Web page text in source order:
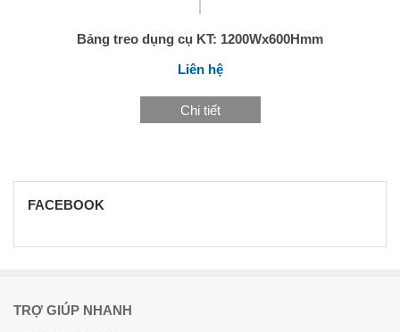
Bảng treo dụng cụ KT: 1200Wx600Hmm
Liên hệ
Chi tiết
FACEBOOK
TRỢ GIÚP NHANH